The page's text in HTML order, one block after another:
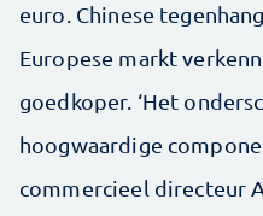
euro. Chinese
Europese markt
goedkoper. ‘Het
hoogwaardige
commercieel directeur